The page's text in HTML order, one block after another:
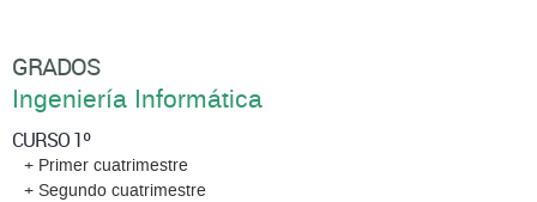
GRADOS
Ingeniería Informática
CURSO 1º
+ Primer cuatrimestre
+ Segundo cuatrimestre